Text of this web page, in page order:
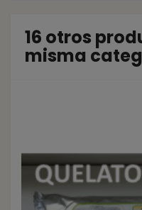
16 otros
misma